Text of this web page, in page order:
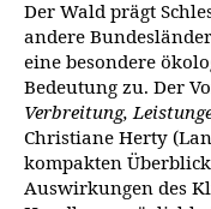
Der Wald prägt
andere
eine besondere
Bedeutung zu. Der
Verbreitung,
Christiane Herty
kompakten
Auswirkungen des